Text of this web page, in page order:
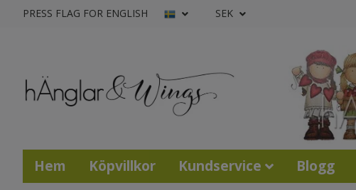
PRESS FLAG FOR ENGLISH SEK
Hem Köpvillkor Kundservice Blogg